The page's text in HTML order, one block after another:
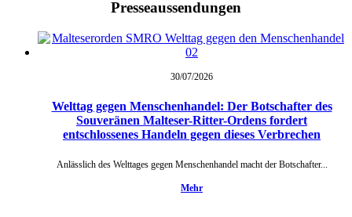
Presseaussendungen
30/07/2026
Welttag gegen Menschenhandel: Der Botschafter des
Souveränen Malteser-Ritter-Ordens fordert
entschlossenes Handeln gegen dieses Verbrechen
Anlässlich des Welttages gegen Menschenhandel macht der Botschafter...
Mehr